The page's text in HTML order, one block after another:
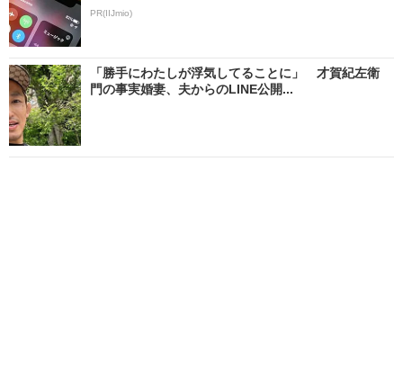
PR(IIJmio)
「勝手にわたしが浮気してることに」 才賀紀左衛
門の事実婚妻、夫からのLINE公開...